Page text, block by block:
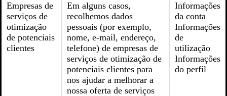
Empresas de
serviços de
otimização
de potenciais
clientes
Em alguns casos,
recolhemos dados
pessoais (por exemplo,
nome, e-mail, endereço,
telefone) de empresas de
serviços de otimização de
potenciais clientes para
nos ajudar a melhorar a
nossa oferta de serviços
Informações
da conta
Informações
de
utilização
Informações
do perfil